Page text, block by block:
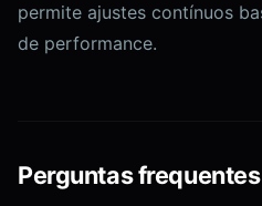
permite ajustes contínuos
de performance.
Perguntas frequentes